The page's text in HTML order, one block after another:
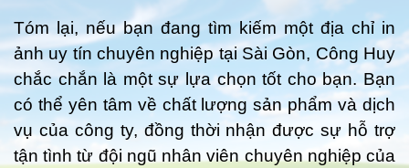
Tóm lại, nếu bạn đang tìm kiếm một địa chỉ in
ảnh uy tín chuyên nghiệp tại Sài Gòn, Công Huy
chắc chắn là một sự lựa chọn tốt cho bạn. Bạn
có thể yên tâm về chất lượng sản phẩm và dịch
vụ của công ty, đồng thời nhận được sự hỗ trợ
tận tình từ đội ngũ nhân viên chuyên nghiệp của